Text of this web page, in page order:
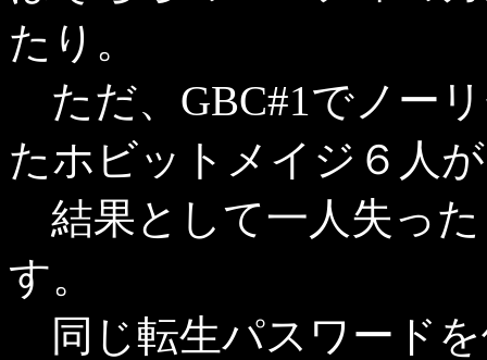
たり。
ただ、GBC#1でノー
たホビットメイジ６人
結果として一人失っ
す。
同じ転生パスワード